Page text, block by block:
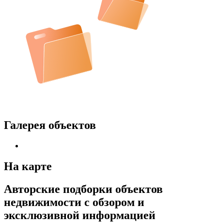
Галерея объектов
На карте
Авторские подборки объектов
недвижимости с обзором и
эксклюзивной информацией